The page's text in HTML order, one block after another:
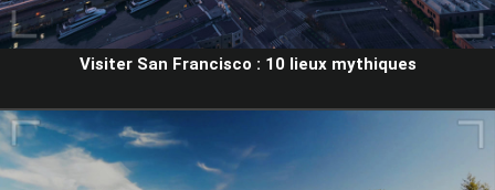
Visiter San Francisco : 10 lieux mythiques